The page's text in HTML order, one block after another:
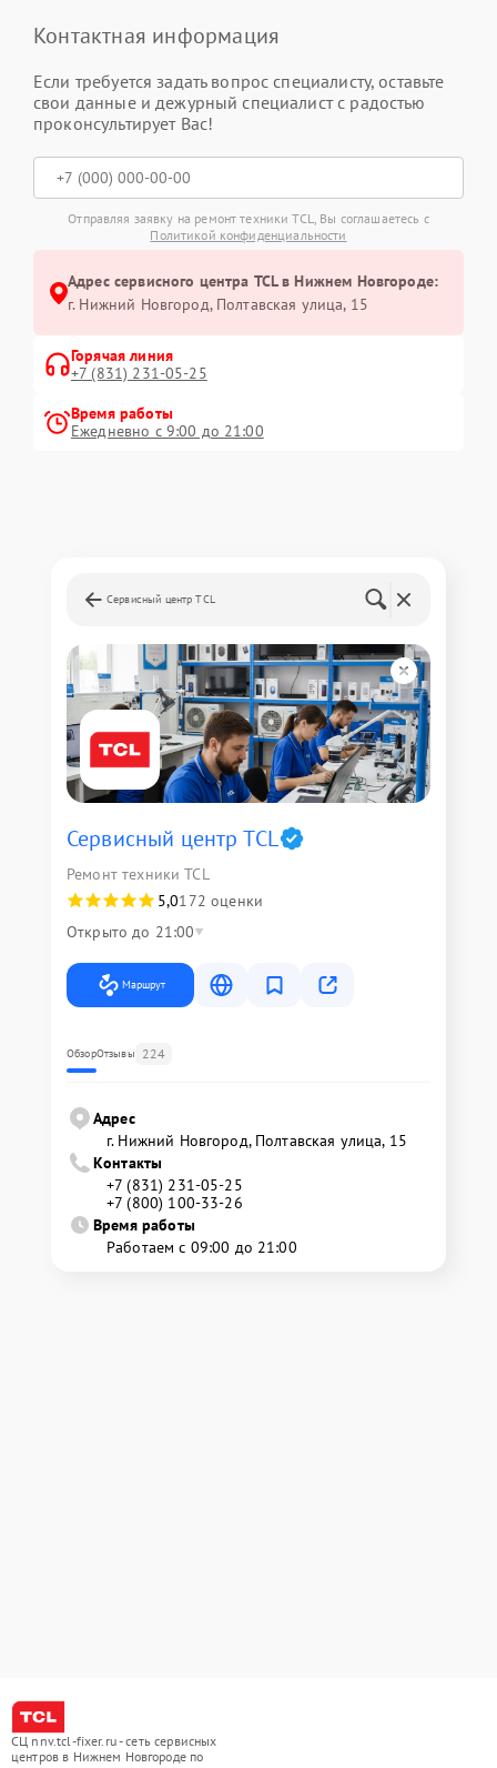
Контактная информация
Если требуется задать вопрос специалисту, оставьте
свои данные и дежурный специалист с радостью
проконсультирует Вас!
Отправляя заявку на ремонт техники TCL, Вы соглашаетесь с
Политикой конфиденциальности
Адрес сервисного центра TCL в Нижнем Новгороде:
г. Нижний Новгород, Полтавская улица, 15
Горячая линия
+7 (831) 231-05-25
Время работы
Ежедневно с 9:00 до 21:00
Сервисный центр TCL
Сервисный центр TCL
Ремонт техники TCL
5,0172 оценки
Открыто до 21:00
Маршрут
ОбзорОтзывы 224
Адрес
г. Нижний Новгород, Полтавская улица, 15
Контакты
+7 (831) 231-05-25
+7 (800) 100-33-26
Время работы
Работаем с 09:00 до 21:00
СЦ nnv.tcl-fixer.ru - сеть сервисных
центров в Нижнем Новгороде по